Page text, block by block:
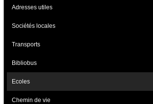
Adresses utiles
Sociétés locales
Transports
Bibliobus
Ecoles
Chemin de vie